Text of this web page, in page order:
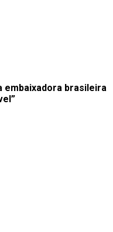
embaixadora brasileira